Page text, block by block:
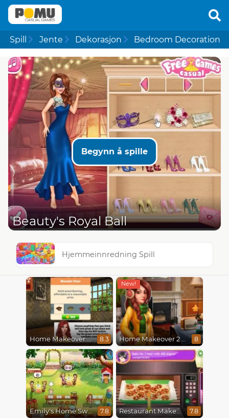
Spill Jente Dekorasjon Bedroom Decoration
Begynn å spille
Beauty's Royal Ball
Hjemmeinnredning Spill
Home Makeover Hidden Object 8.3 Home Makeover 2 Hidden Object 8
Emily's Home Sweet Home 7.8 Restaurant Makeover 7.8